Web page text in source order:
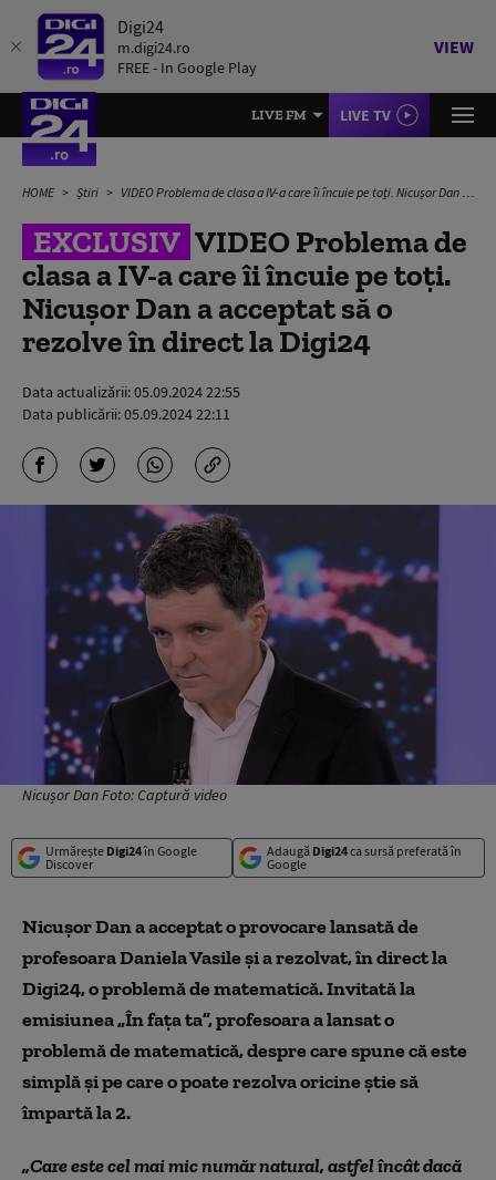
Digi24
m.digi24.ro
FREE - In Google Play
VIEW
LIVE FM LIVE TV
HOME Știri VIDEO Problema de clasa a IV-a care îi încuie pe toți. Nicușor Dan a acceptat să o rezolve în direct la Digi24
EXCLUSIV VIDEO Problema de
clasa a IV-a care îi încuie pe toți.
Nicușor Dan a acceptat să o
rezolve în direct la Digi24
Data actualizării:05.09.2024 22:55
Data publicării:05.09.2024 22:11
Nicușor Dan Foto: Captură video
Urmărește Digi24în Google
Discover
Adaugă Digi24ca sursă preferată în
Google
Nicușor Dan a acceptat o provocare lansată de
profesoara Daniela Vasile și a rezolvat, în direct la
Digi24, o problemă de matematică. Invitată la
emisiunea „În fața ta”, profesoara a lansat o
problemă de matematică, despre care spune că este
simplă și pe care o poate rezolva oricine știe să
împartă la 2.
„Care este cel mai mic număr natural, astfel încât dacă